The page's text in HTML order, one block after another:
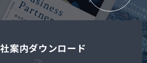
案内ダウンロード